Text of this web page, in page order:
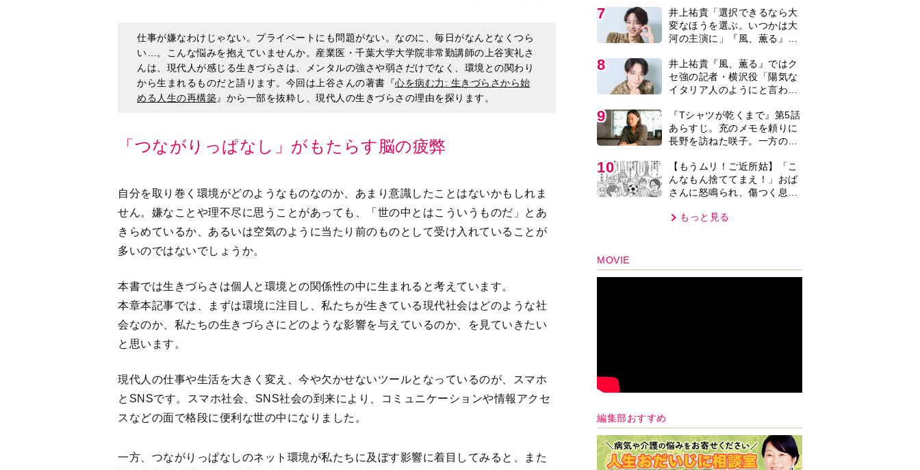
仕事が嫌なわけじゃない。プライベートにも問題がない。なのに、毎日がなんとなくつら
い…。こんな悩みを抱えていませんか。産業医・千葉大学大学院非常勤講師の上谷実礼さ
んは、現代人が感じる生きづらさは、メンタルの強さや弱さだけでなく、環境との関わり
から生まれるものだと語ります。今回は上谷さんの著書『心を病む力: 生きづらさから始
める人生の再構築』から一部を抜粋し、現代人の生きづらさの理由を探ります。
「つながりっぱなし」がもたらす脳の疲弊
自分を取り巻く環境がどのようなものなのか、あまり意識したことはないかもしれま
せん。嫌なことや理不尽に思うことがあっても、「世の中とはこういうものだ」とあ
きらめているか、あるいは空気のように当たり前のものとして受け入れていることが
多いのではないでしょうか。
本書では生きづらさは個人と環境との関係性の中に生まれると考えています。
本章本記事では、まずは環境に注目し、私たちが生きている現代社会はどのような社
会なのか、私たちの生きづらさにどのような影響を与えているのか、を見ていきたい
と思います。
現代人の仕事や生活を大きく変え、今や欠かせないツールとなっているのが、スマホ
とSNSです。スマホ社会、SNS社会の到来により、コミュニケーションや情報アクセ
スなどの面で格段に便利な世の中になりました。
一方、つながりっぱなしのネット環境が私たちに及ぼす影響に着目してみると、また
7
井上祐貴「選択できるなら大
変なほうを選ぶ。いつかは大
河の主演に」『風、薫る』で
8
井上祐貴『風、薫る』ではク
セ強の記者・横沢役「陽気な
イタリア人のようにと言われ
9
『Tシャツが乾くまで』第5話
あらすじ。充のメモを頼りに
長野を訪ねた咲子。一方の樹
タバレあり＞
10
【もうムリ！ご近所姑】「こ
んなもん捨ててまえ！」おば
さんに怒鳴られ、傷つく息
【第3話】
もっと見る
MOVIE
編集部おすすめ